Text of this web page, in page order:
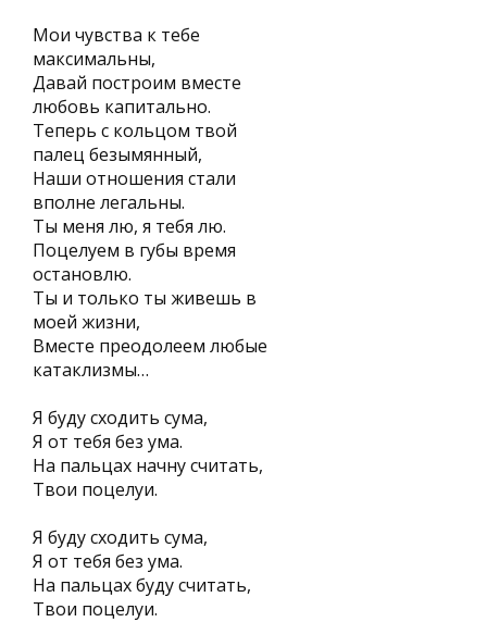
Мои чувства к тебе
максимальны,
Давай построим вместе
любовь капитально.
Теперь с кольцом твой
палец безымянный,
Наши отношения стали
вполне легальны.
Ты меня лю, я тебя лю.
Поцелуем в губы время
остановлю.
Ты и только ты живешь в
моей жизни,
Вместе преодолеем любые
катаклизмы…
Я буду сходить сума,
Я от тебя без ума.
На пальцах начну считать,
Твои поцелуи.
Я буду сходить сума,
Я от тебя без ума.
На пальцах буду считать,
Твои поцелуи.